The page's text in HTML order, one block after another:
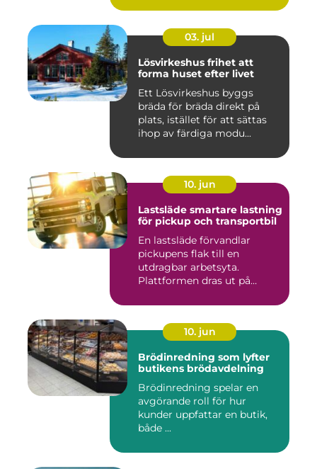
03. jul
Lösvirkeshus frihet att
forma huset efter livet
Ett Lösvirkeshus byggs
bräda för bräda direkt på
plats, istället för att sättas
ihop av färdiga modu...
10. jun
Lastsläde smartare lastning
för pickup och transportbil
En lastsläde förvandlar
pickupens flak till en
utdragbar arbetsyta.
Plattformen dras ut på
10. jun
Brödinredning som lyfter
butikens brödavdelning
Brödinredning spelar en
avgörande roll för hur
kunder uppfattar en butik,
både ...